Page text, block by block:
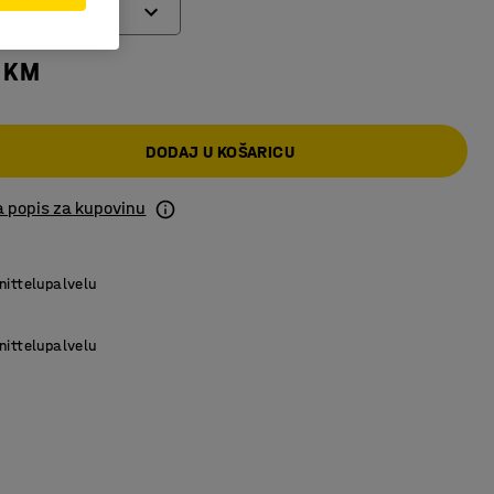
DODAJ U KOŠARICU
popis za kupovinu